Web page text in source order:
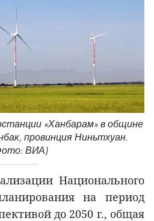
«Ханбарам» в общине
провинция Ниньтхуан.
ВИА)
Национального
на период
до 2050 г., общая